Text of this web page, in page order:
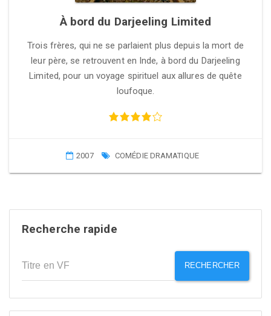
À bord du Darjeeling Limited
Trois frères, qui ne se parlaient plus depuis la mort de
leur père, se retrouvent en Inde, à bord du Darjeeling
Limited, pour un voyage spirituel aux allures de quête
loufoque.
2007 COMÉDIE DRAMATIQUE
Recherche rapide
RECHERCHER